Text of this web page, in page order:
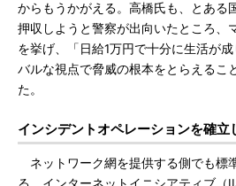
からもうかがえる。高橋氏も、とある
押収しようと警察が出向いたところ、
を挙げ、「日給1万円で十分に生活が
バルな視点で脅威の根本をとらえるこ
た。
インシデントオペレーションを確立
ネットワーク網を提供する側でも標